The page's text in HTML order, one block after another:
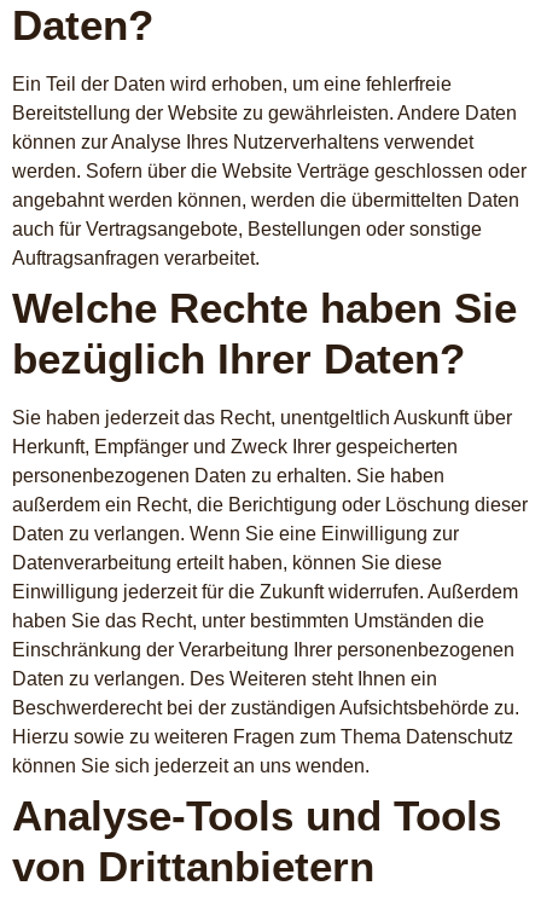
Daten?
Ein Teil der Daten wird erhoben, um eine fehlerfreie
Bereitstellung der Website zu gewährleisten. Andere Daten
können zur Analyse Ihres Nutzerverhaltens verwendet
werden. Sofern über die Website Verträge geschlossen oder
angebahnt werden können, werden die übermittelten Daten
auch für Vertragsangebote, Bestellungen oder sonstige
Auftragsanfragen verarbeitet.
Welche Rechte haben Sie
bezüglich Ihrer Daten?
Sie haben jederzeit das Recht, unentgeltlich Auskunft über
Herkunft, Empfänger und Zweck Ihrer gespeicherten
personenbezogenen Daten zu erhalten. Sie haben
außerdem ein Recht, die Berichtigung oder Löschung dieser
Daten zu verlangen. Wenn Sie eine Einwilligung zur
Datenverarbeitung erteilt haben, können Sie diese
Einwilligung jederzeit für die Zukunft widerrufen. Außerdem
haben Sie das Recht, unter bestimmten Umständen die
Einschränkung der Verarbeitung Ihrer personenbezogenen
Daten zu verlangen. Des Weiteren steht Ihnen ein
Beschwerderecht bei der zuständigen Aufsichtsbehörde zu.
Hierzu sowie zu weiteren Fragen zum Thema Datenschutz
können Sie sich jederzeit an uns wenden.
Analyse-Tools und Tools
von Dritt­anbietern